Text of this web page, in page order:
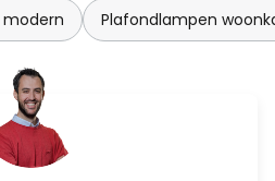
Plafondlampen